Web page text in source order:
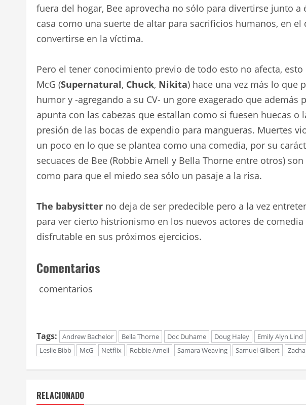
fuera del hogar, Bee aprovecha no sólo para divertirse junto
casa como una suerte de altar para sacrificios humanos, en
convertirse en la víctima.
Pero el tener conocimiento previo de todo esto no afecta,
McG (Supernatural, Chuck, Nikita) hace una vez más lo que
humor y -agregando a su CV- un gore exagerado que además
apunta con las cabezas que estallan como si fuesen huecas o
presión de las bocas de expendio para mangueras. Muertes
un poco en lo que se plantea como una comedia, por su
secuaces de Bee (Robbie Amell y Bella Thorne entre otros)
como para que el miedo sea sólo un pasaje a la risa.
The babysitter no deja de ser predecible pero a la vez
para ver cierto histrionismo en los nuevos actores de
disfrutable en sus próximos ejercicios.
Comentarios
comentarios
Tags: Andrew Bachelor Bella Thorne Doc Duhame Doug Haley Emily Alyn Lind
Leslie Bibb
McG Netflix Robbie Amell Samara Weaving Samuel Gilbert
RELACIONADO